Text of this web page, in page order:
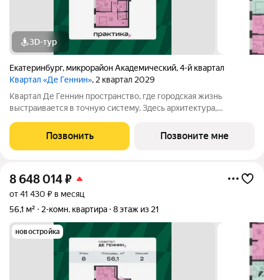
3D-тур
Екатеринбург, микрорайон Академический,4-й квартал
Квартал «Де Геннин», 2 квартал 2029
Квартал Де Геннин пространство, где городская жизнь
выстраивается в точную систему. Здесь архитектура,
не хаотичный набор функций, а продуманная среда, где всё
работает согласованно. В основе
Позвонить Позвоните мне
8 648 014₽
от 41 430 ₽ в месяц
56,1 м²
2-комн. квартира 8 этаж из 21
новостройка